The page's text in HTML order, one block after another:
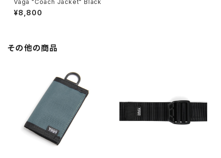
Vaga "Coach Jacket" Black
¥8,800
その他の商品